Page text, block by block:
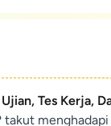
Tes Kerja,